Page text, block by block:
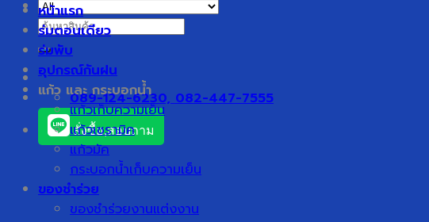
ค้นหา:
089-124-6230, 082-447-7555
สั่งซื้อ,สอบถาม
หน้าแรก
ร่มตอนเดียว
ร่มพับ
อุปกรณ์กันฝน
แก้ว และ กระบอกน้ำ
แก้วเก็บความเย็น
แก้วเซรามิค
แก้วมัค
กระบอกน้ำเก็บความเย็น
ของชำร่วย
ของชำร่วยงานแต่งงาน